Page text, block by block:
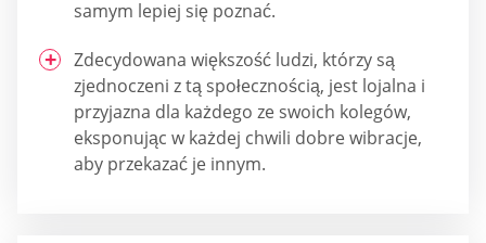
samym lepiej się poznać.
Zdecydowana większość ludzi, którzy są
zjednoczeni z tą społecznością, jest lojalna i
przyjazna dla każdego ze swoich kolegów,
eksponując w każdej chwili dobre wibracje,
aby przekazać je innym.